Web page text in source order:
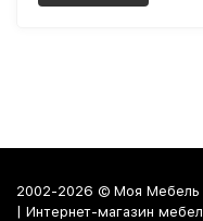
2002-2026 © Моя Мебель
| Интернет-магазин